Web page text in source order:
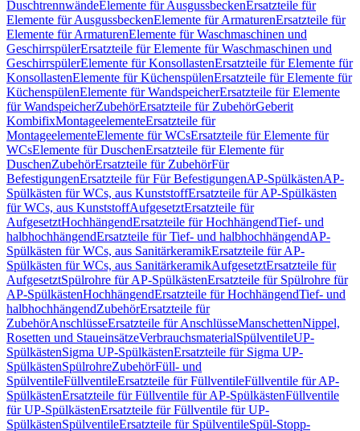
DuschtrennwändeElemente für AusgussbeckenErsatzteile für
Elemente für AusgussbeckenElemente für ArmaturenErsatzteile für
Elemente für ArmaturenElemente für Waschmaschinen und
GeschirrspülerErsatzteile für Elemente für Waschmaschinen und
GeschirrspülerElemente für KonsollastenErsatzteile für Elemente für
KonsollastenElemente für KüchenspülenErsatzteile für Elemente für
KüchenspülenElemente für WandspeicherErsatzteile für Elemente
für WandspeicherZubehörErsatzteile für ZubehörGeberit
KombifixMontageelementeErsatzteile für
MontageelementeElemente für WCsErsatzteile für Elemente für
WCsElemente für DuschenErsatzteile für Elemente für
DuschenZubehörErsatzteile für ZubehörFür
BefestigungenErsatzteile für Für BefestigungenAP-SpülkästenAP-
Spülkästen für WCs, aus KunststoffErsatzteile für AP-Spülkästen
für WCs, aus KunststoffAufgesetztErsatzteile für
AufgesetztHochhängendErsatzteile für HochhängendTief- und
halbhochhängendErsatzteile für Tief- und halbhochhängendAP-
Spülkästen für WCs, aus SanitärkeramikErsatzteile für AP-
Spülkästen für WCs, aus SanitärkeramikAufgesetztErsatzteile für
AufgesetztSpülrohre für AP-SpülkästenErsatzteile für Spülrohre für
AP-SpülkästenHochhängendErsatzteile für HochhängendTief- und
halbhochhängendZubehörErsatzteile für
ZubehörAnschlüsseErsatzteile für AnschlüsseManschettenNippel,
Rosetten und StaueinsätzeVerbrauchsmaterialSpülventileUP-
SpülkästenSigma UP-SpülkästenErsatzteile für Sigma UP-
SpülkästenSpülrohreZubehörFüll- und
SpülventileFüllventileErsatzteile für FüllventileFüllventile für AP-
SpülkästenErsatzteile für Füllventile für AP-SpülkästenFüllventile
für UP-SpülkästenErsatzteile für Füllventile für UP-
SpülkästenSpülventileErsatzteile für SpülventileSpül-Stopp-